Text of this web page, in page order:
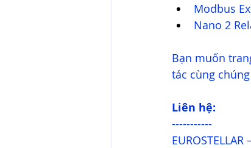
Modbus
Nano 2
Bạn muốn
tác cùng
Liên hệ:
-----------